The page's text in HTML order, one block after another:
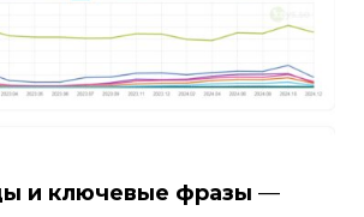
и ключевые фразы —